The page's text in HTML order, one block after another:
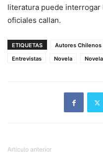
literatura puede
oficiales callan.
ETIQUETAS Autores Chilenos
Entrevistas
Novela
Artículo anterior